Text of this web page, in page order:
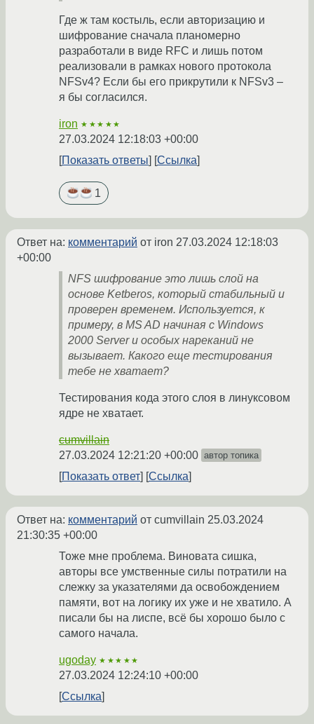
Где ж там костыль, если авторизацию и
шифрование сначала планомерно
разработали в виде RFC и лишь потом
реализовали в рамках нового протокола
NFSv4? Если бы его прикрутили к NFSv3 –
я бы согласился.
iron ★★★★★
27.03.2024 12:18:03 +00:00
Показать ответы
Ссылка
1
Ответ на: комментарий от iron 27.03.2024 12:18:03
+00:00
NFS шифрование это лишь слой на
основе Ketberos, который стабильный и
проверен временем. Используется, к
примеру, в MS AD начиная с Windows
2000 Server и особых нареканий не
вызывает. Какого еще тестирования
тебе не хватает?
Тестирования кода этого слоя в линуксовом
ядре не хватает.
cumvillain
27.03.2024 12:21:20 +00:00 автор топика
Показать ответ Ссылка
Ответ на: комментарий от cumvillain 25.03.2024
21:30:35 +00:00
Тоже мне проблема. Виновата сишка,
авторы все умственные силы потратили на
слежку за указателями да освобождением
памяти, вот на логику их уже и не хватило. А
писали бы на лиспе, всё бы хорошо было с
самого начала.
ugoday ★★★★★
27.03.2024 12:24:10 +00:00
Ссылка